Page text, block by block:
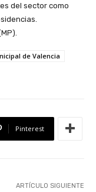
del sector como
de Valencia
Pinterest
ARTÍCULO SIGUIENTE